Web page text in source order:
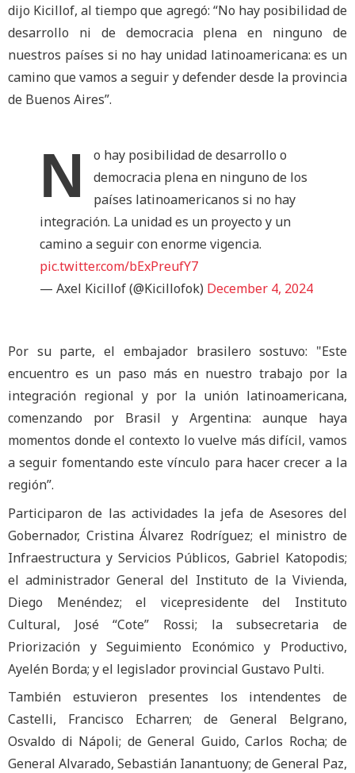
dijo Kicillof, al tiempo que agregó: “No hay posibilidad de
desarrollo ni de democracia plena en ninguno de
nuestros países si no hay unidad latinoamericana: es un
camino que vamos a seguir y defender desde la provincia
de Buenos Aires”.
N
o hay posibilidad de desarrollo o
democracia plena en ninguno de los
países latinoamericanos si no hay
integración. La unidad es un proyecto y un
camino a seguir con enorme vigencia.
pic.twitter.com/bExPreufY7
— Axel Kicillof (@Kicillofok) December 4, 2024
Por su parte, el embajador brasilero sostuvo: "Este
encuentro es un paso más en nuestro trabajo por la
integración regional y por la unión latinoamericana,
comenzando por Brasil y Argentina: aunque haya
momentos donde el contexto lo vuelve más difícil, vamos
a seguir fomentando este vínculo para hacer crecer a la
región”.
Participaron de las actividades la jefa de Asesores del
Gobernador, Cristina Álvarez Rodríguez; el ministro de
Infraestructura y Servicios Públicos, Gabriel Katopodis;
el administrador General del Instituto de la Vivienda,
Diego Menéndez; el vicepresidente del Instituto
Cultural, José “Cote” Rossi; la subsecretaria de
Priorización y Seguimiento Económico y Productivo,
Ayelén Borda; y el legislador provincial Gustavo Pulti.
También estuvieron presentes los intendentes de
Castelli, Francisco Echarren; de General Belgrano,
Osvaldo di Nápoli; de General Guido, Carlos Rocha; de
General Alvarado, Sebastián Ianantuony; de General Paz,